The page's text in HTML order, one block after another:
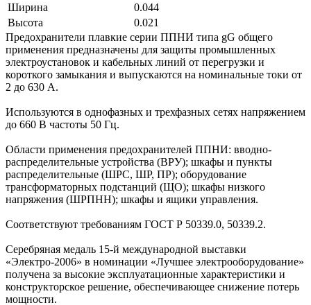
Ширина
0.044
Высота
0.021
Предохранители плавкие серии ППНИ типа gG общего
применения предназначены для защиты промышленных
электроустановок и кабельных линий от перегрузки и
короткого замыкания и выпускаются на номинальные токи от
2 до 630 А.
Используются в однофазных и трехфазных сетях напряжением
до 660 В частоты 50 Гц.
Области применения предохранителей ППНИ: вводно-
распределительные устройства (ВРУ); шкафы и пункты
распределительные (ШРС, ШР, ПР); оборудование
трансформаторных подстанций (ЩО); шкафы низкого
напряжения (ШРПНН); шкафы и ящики управления.
Соответствуют требованиям ГОСТ Р 50339.0, 50339.2.
Серебряная медаль 15-й международной выставки
«Электро-2006» в номинации «Лучшее электрооборудование»
получена за высокие эксплуатационные характеристики и
конструкторское решение, обеспечивающее снижение потерь
мощности.